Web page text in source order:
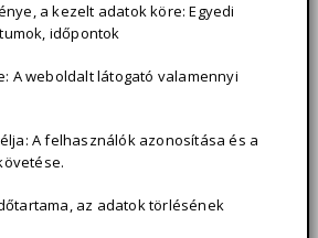
a kezelt adatok köre: Egyedi
időpontok
A weboldalt látogató valamennyi
A felhasználók azonosítása és a
az adatok törlésének